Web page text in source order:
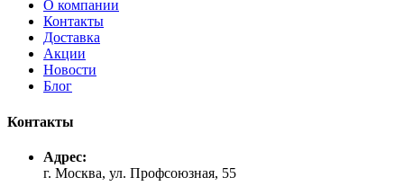
О компании
Контакты
Доставка
Акции
Новости
Блог
Контакты
Адрес:
г. Москва, ул. Профсоюзная, 55